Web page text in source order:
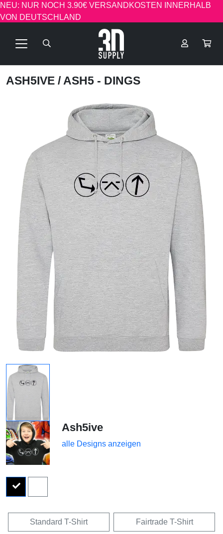
NEU: NUR NOCH 3.90€ VERSANDKOSTEN INNERHALB
VON DEUTSCHLAND
ASH5IVE / ASH5 - DINGS
Ash5ive
alle Designs anzeigen
Standard T-Shirt Fairtrade T-Shirt